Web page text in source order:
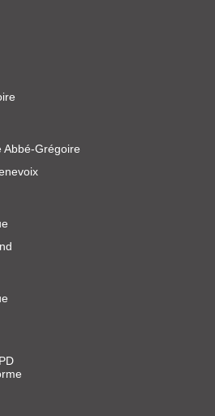
Abbé-Grégoire